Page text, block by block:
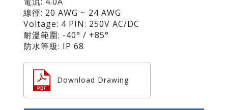
線徑: 20 AWG ~ 24 AWG
Voltage: 4 PIN: 250V AC/DC
耐溫範圍: -40° / +85°
防水等級: IP 68
Download Drawing